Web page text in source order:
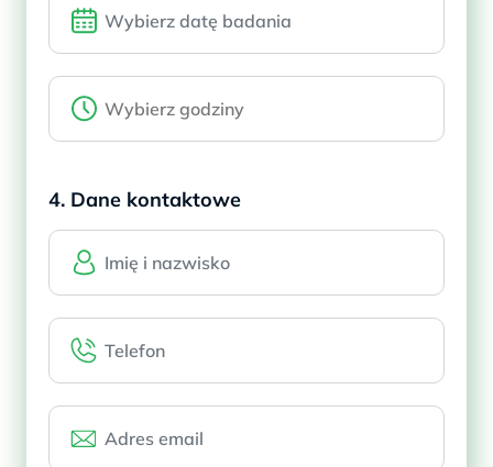
4. Dane kontaktowe